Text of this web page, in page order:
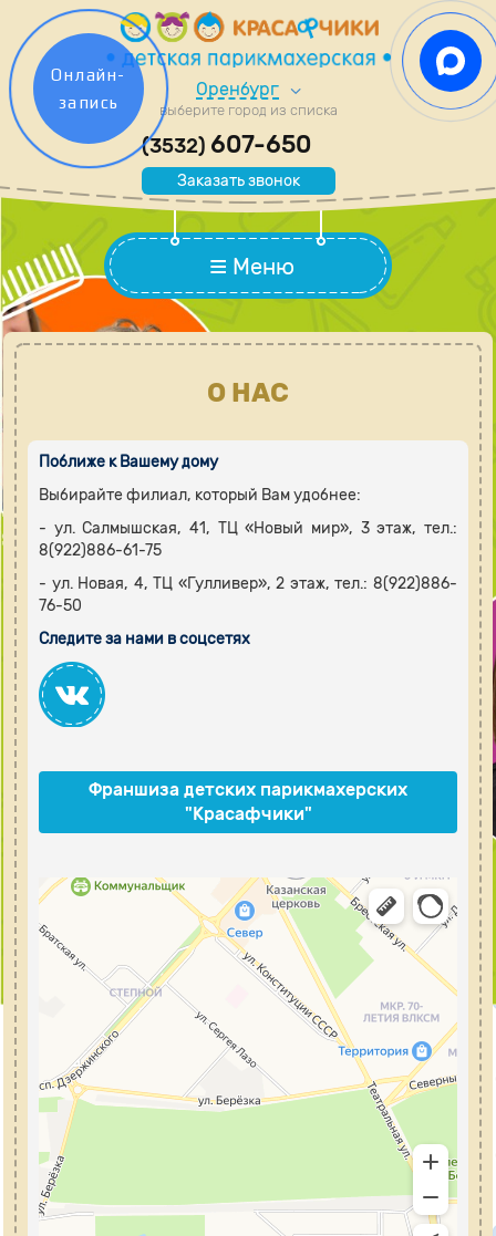
Оренбург
выберите город из списка
(3532) 607-650
Заказать звонок
Меню
О НАС
Поближе к Вашему дому
Выбирайте филиал, который Вам удобнее:
- ул. Салмышская, 41, ТЦ «Новый мир», 3 этаж, тел.:
8(922)886-61-75
- ул. Новая, 4, ТЦ «Гулливер», 2 этаж, тел.: 8(922)886-
76-50
Следите за нами в соцсетях
Франшиза детских парикмахерских
"Красафчики"
Онлайн-
запись